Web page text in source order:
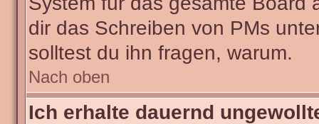
dir das Schreiben von PMs
solltest du ihn fragen, warum.
Nach oben
Ich erhalte dauernd